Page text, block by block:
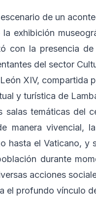
de un
la exhibición
con la presencia
del sector
XIV, compartida
y turística de
salas temáticas del
manera vivencial,
hasta el Vaticano, y
durante
acciones
el profundo vínculo